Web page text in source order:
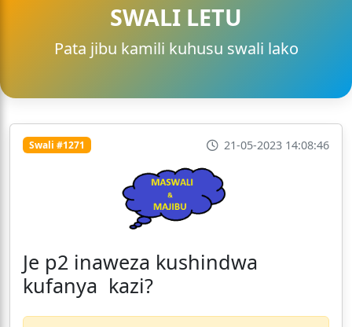
SWALI LETU
Pata jibu kamili kuhusu swali lako
Swali #1271 21-05-2023 14:08:46
Je p2 inaweza kushindwa
kufanya kazi?